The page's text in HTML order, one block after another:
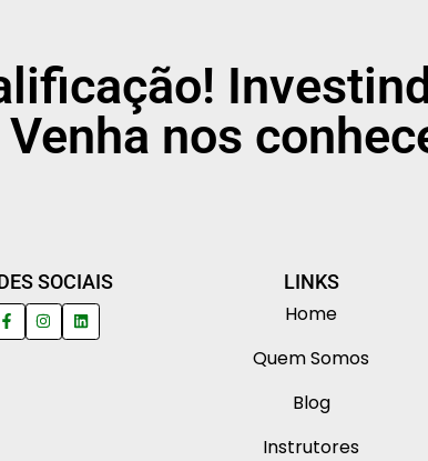
Venha nos
SOCIAIS LINKS
Home
Quem Somos
Blog
Instrutores